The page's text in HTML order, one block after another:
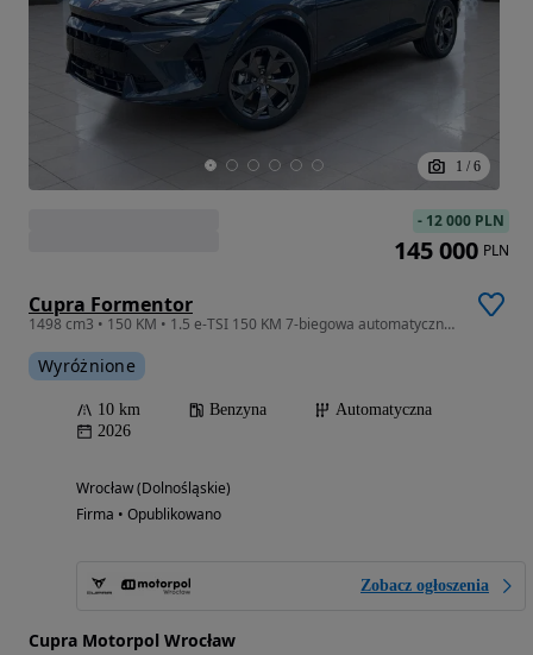
1 / 6
Cupra Formentor
1498 cm3 • 150 KM • 1.5 e-TSI 150 KM 7-biegowa automatyczna - DSG
Wyróżnione
10 km Benzyna
Automatyczna
2026
Wrocław (Dolnośląskie)
Firma • Opublikowano
Zobacz ogłoszenia
Cupra Motorpol Wrocław
- 12 000 PLN
145 000 PLN